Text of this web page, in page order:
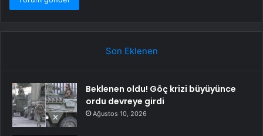
Son Eklenen
Beklenen oldu! Göç krizi büyüyünce
ordu devreye girdi
Ağustos 10, 2026